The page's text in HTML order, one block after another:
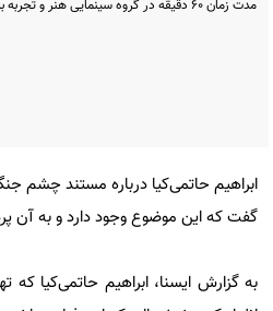
مدت زمان 60 دقیقه در گروه سینمایی هنر و تجربه به نمایش درآمده است.
ابراهیم حاتمی‌کیا درباره مستند چشم
گفت که این موضوع وجود دارد و به آن
به گزارش ایسنا، ابراهیم حاتمی‌کیا